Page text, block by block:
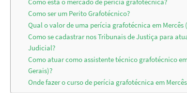
Como está o mercado de perícia grafotécnica?
Como ser um Perito Grafotécnico?
Qual o valor de uma perícia grafotécnica em Mercês
Como se cadastrar nos Tribunais de Justiça para
Judicial?
Como atuar como assistente técnico grafotécnico
Gerais)?
Onde fazer o curso de perícia grafotécnica em